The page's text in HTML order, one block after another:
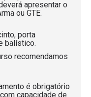
apresentar o
ou GTE.
porta
balístico.
recomendamos
é obrigatório
capacidade de